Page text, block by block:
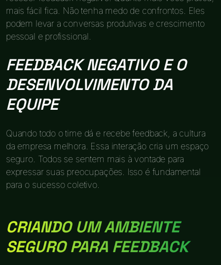
mais fácil fica. Não tenha medo de confrontos. Eles
podem levar a conversas produtivas e crescimento
pessoal e profissional.
FEEDBACK NEGATIVO E O
DESENVOLVIMENTO DA
EQUIPE
Quando todo o time dá e recebe feedback, a cultura
da empresa melhora. Essa interação cria um espaço
seguro. Todos se sentem mais à vontade para
expressar suas preocupações. Isso é fundamental
para o sucesso coletivo.
CRIANDO UM AMBIENTE
SEGURO PARA FEEDBACK